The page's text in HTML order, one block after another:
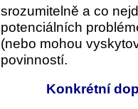
srozumitelně a co
potenciálních
(nebo mohou
povinností.
Konkrétní